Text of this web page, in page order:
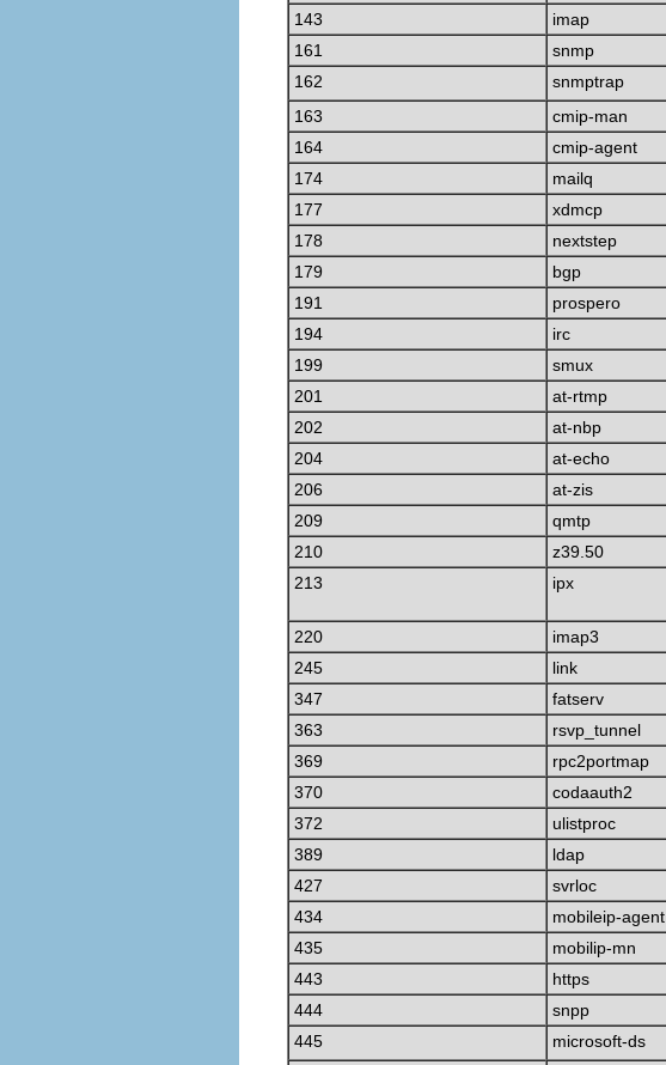
143
imap
161
snmp
162
snmptrap
163
cmip-man
164
cmip-agent
174
mailq
177
xdmcp
178
nextstep
179
bgp
191
prospero
194
irc
199
smux
201
at-rtmp
202
at-nbp
204
at-echo
206
at-zis
209
qmtp
210
z39.50
213
ipx
220
imap3
245
link
347
fatserv
363
rsvp_tunnel
369
rpc2portmap
370
codaauth2
372
ulistproc
389
ldap
427
svrloc
434
mobileip-agent
435
mobilip-mn
443
https
444
snpp
445
microsoft-ds